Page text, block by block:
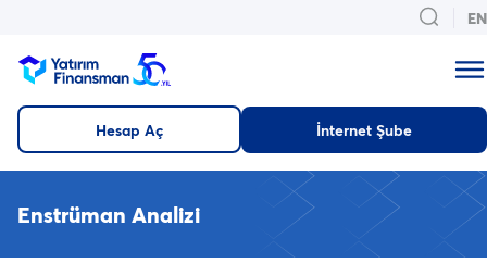
EN
Hesap Aç İnternet Şube
Enstrüman Analizi